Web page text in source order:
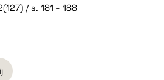
/ s. 181 - 188